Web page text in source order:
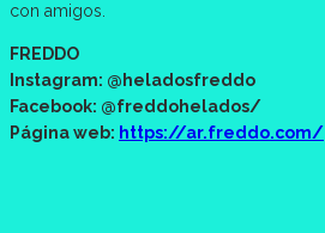
con amigos.
FREDDO
Instagram: @heladosfreddo
Facebook: @freddohelados/
Página web: https://ar.freddo.com/